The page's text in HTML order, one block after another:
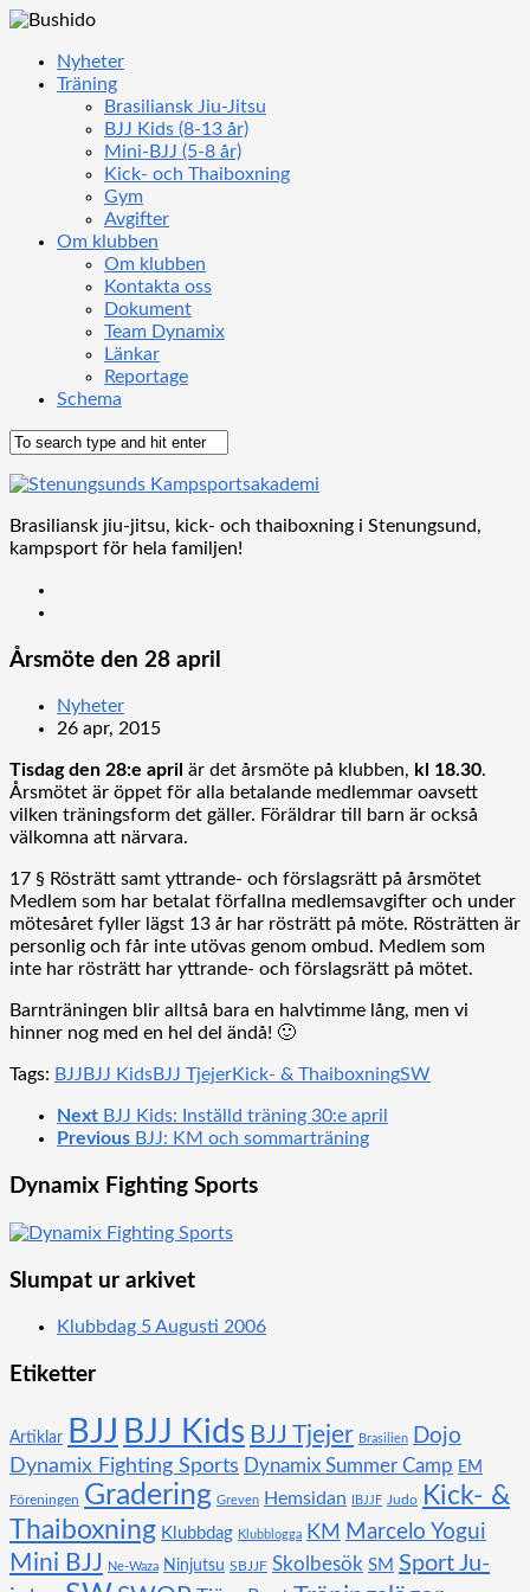
Nyheter
Träning
Brasiliansk Jiu-Jitsu
BJJ Kids (8-13 år)
Mini-BJJ (5-8 år)
Kick- och Thaiboxning
Gym
Avgifter
Om klubben
Om klubben
Kontakta oss
Dokument
Team Dynamix
Länkar
Reportage
Schema
Brasiliansk jiu-jitsu, kick- och thaiboxning i Stenungsund,
kampsport för hela familjen!
Årsmöte den 28 april
Nyheter
26 apr, 2015
Tisdag den 28:e april är det årsmöte på klubben, kl 18.30.
Årsmötet är öppet för alla betalande medlemmar oavsett
vilken träningsform det gäller. Föräldrar till barn är också
välkomna att närvara.
17 § Rösträtt samt yttrande- och förslagsrätt på årsmötet
Medlem som har betalat förfallna medlemsavgifter och under
mötesåret fyller lägst 13 år har rösträtt på möte. Rösträtten är
personlig och får inte utövas genom ombud. Medlem som
inte har rösträtt har yttrande- och förslagsrätt på mötet.
Barnträningen blir alltså bara en halvtimme lång, men vi
hinner nog med en hel del ändå! 🙂
Tags: BJJ BJJ KidsBJJ TjejerKick- & ThaiboxningSW
Next BJJ Kids: Inställd träning 30:e april
Previous BJJ: KM och sommarträning
Dynamix Fighting Sports
Slumpat ur arkivet
Klubbdag 5 Augusti 2006
Etiketter
Artiklar BJJ BJJ Kids BJJ Tjejer Brasilien Dojo
Dynamix Fighting Sports Dynamix Summer Camp EM
Föreningen Gradering Greven Hemsidan IBJJF Judo
Kick- &
Thaiboxning Klubbdag Klubblogga KM Marcelo Yogui
Mini BJJ Ne-Waza Ninjutsu SBJJF Skolbesök SM Sport Ju-